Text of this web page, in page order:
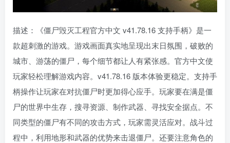
描述：《僵尸毁灭工程官方中文 v41.78.16 支持手柄》是一
款超刺激的游戏。游戏画面真实地呈现出末日氛围，破败的
城市、游荡的僵尸，每个细节都让人有紧张感。官方中文使
玩家轻松理解游戏内容。v41.78.16 版本体验更稳定。支持手
柄操作让玩家在对抗僵尸时更加得心应手。玩家要在满是僵
尸的世界中生存，搜寻资源、制作武器、寻找安全据点。不
同类型的僵尸有不同的攻击方式，玩家需灵活应对。战斗过
程中，利用地形和武器的优势来击退僵尸。还要注意角色的